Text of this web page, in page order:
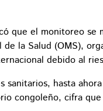
que el monitoreo
de la Salud (OMS),
debido al
sanitarios, hasta
congoleño, cifra